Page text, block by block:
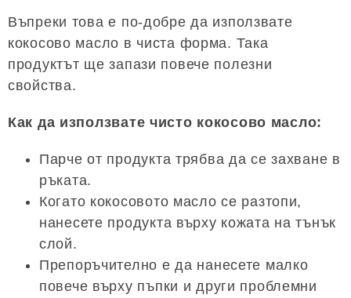
Въпреки това е по-добре да използвате
кокосово масло в чиста форма. Така
продуктът ще запази повече полезни
свойства.
Как да използвате чисто кокосово масло:
Парче от продукта трябва да се захване в
ръката.
Когато кокосовото масло се разтопи,
нанесете продукта върху кожата на тънък
слой.
Препоръчително е да нанесете малко
повече върху пъпки и други проблемни